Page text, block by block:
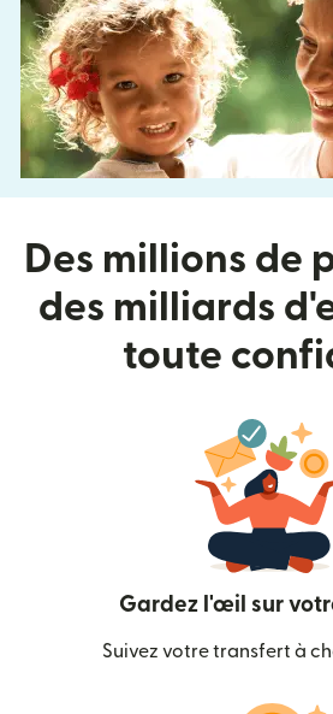
Des millions de
des milliards
toute
Gardez l'œil sur
Suivez votre transfert à